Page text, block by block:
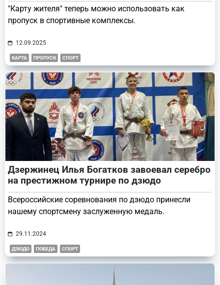
"Карту жителя" теперь можно использовать как
пропуск в спортивные комплексы.
12.09.2025
КАРТА ПРОПУСК СПОРТ
Дзержинец Илья Богатков завоевал серебро
на престижном турнире по дзюдо
Всероссийские соревнования по дзюдо принесли
нашему спортсмену заслуженную медаль.
29.11.2024
ДЗЮДО ПОБЕДА СПОРТ